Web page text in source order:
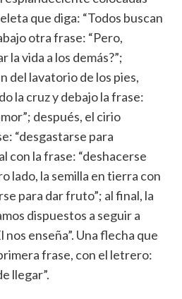
que diga: “Todos buscan
otra frase: “Pero,
la vida a los demás?”;
del lavatorio de los pies,
la cruz y debajo la frase:
después, el cirio
“desgastarse para
con la frase: “deshacerse
lado, la semilla en tierra con
para dar fruto”; al final, la
dispuestos a seguir a
nos enseña”. Una flecha que
frase, con el letrero:
llegar”.